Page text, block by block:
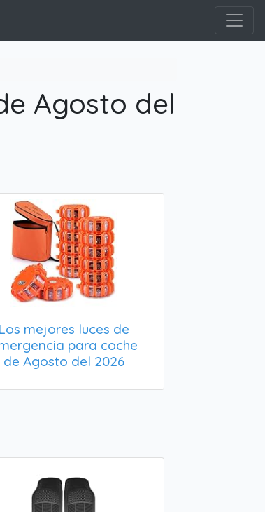
Agosto del
Los mejores luces de
para coche
de Agosto del 2026